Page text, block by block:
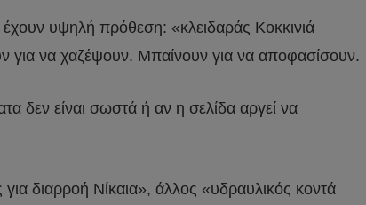
έχουν υψηλή πρόθεση: «κλειδαράς Κοκκινιά
να χαζέψουν. Μπαίνουν για να αποφασίσουν.
δεν είναι σωστά ή αν η σελίδα αργεί να
διαρροή Νίκαια», άλλος «υδραυλικός κοντά